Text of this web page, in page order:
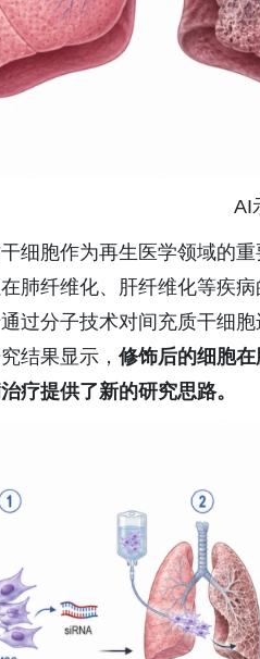
AI
细胞作为再生医学领域的
肺纤维化、肝纤维化等疾
过分子技术对间充质干细
结果显示， 修饰后的细胞
疗提供了新的研究思路。